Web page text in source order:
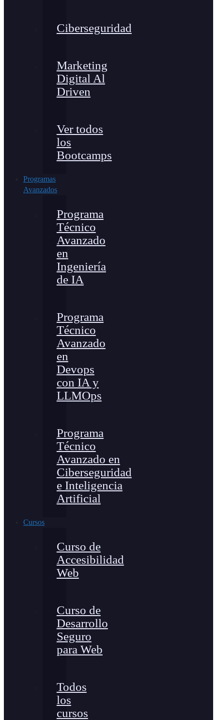
Ciberseguridad
Marketing
Digital Al
Driven
Ver todos
los
Bootcamps
Programas
Avanzados
Programa
Técnico
Avanzado
en
Ingeniería
de IA
Programa
Técnico
Avanzado
en
Devops
con IA y
LLMOps
Programa
Técnico
Avanzado en
Ciberseguridad
e Inteligencia
Artificial
Cursos
Curso de
Accesibilidad
Web
Curso de
Desarrollo
Seguro
para Web
Todos
los
cursos